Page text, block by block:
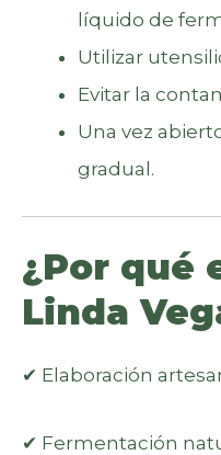
líquido de
Utilizar
Evitar la
Una vez
gradual.
¿Por qué
Linda
✔ Elaboración
✔ Fermentación